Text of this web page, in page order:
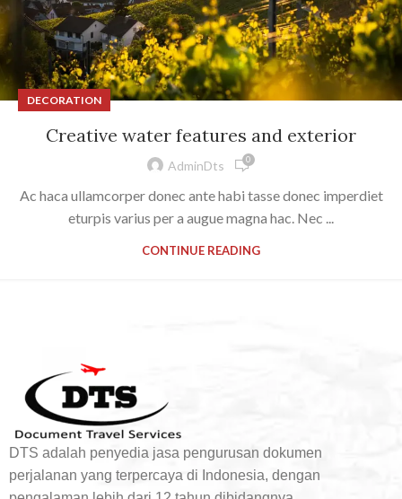
DECORATION
Creative water features and exterior
AdminDts 0
Ac haca ullamcorper donec ante habi tasse donec imperdiet
eturpis varius per a augue magna hac. Nec ...
CONTINUE READING
DTS adalah penyedia jasa pengurusan dokumen
perjalanan yang terpercaya di Indonesia, dengan